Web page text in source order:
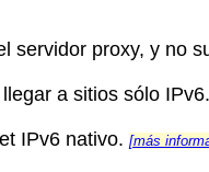
servidor proxy, y no
a sitios sólo IPv6.
IPv6 nativo. [más